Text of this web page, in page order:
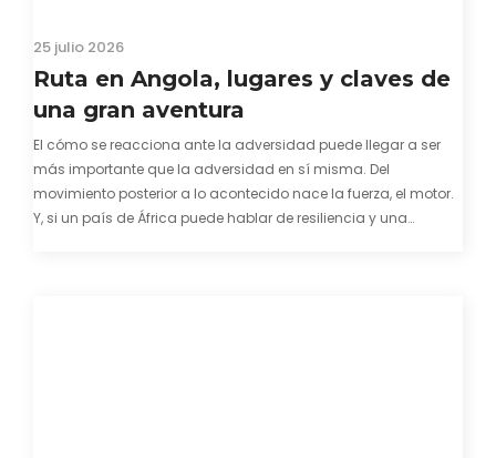
25 julio 2026
Ruta en Angola, lugares y claves de
una gran aventura
El cómo se reacciona ante la adversidad puede llegar a ser
más importante que la adversidad en sí misma. Del
movimiento posterior a lo acontecido nace la fuerza, el motor.
Y, si un país de África puede hablar de resiliencia y una